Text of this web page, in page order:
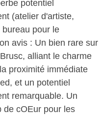
potentiel
(atelier d'artiste,
pour le
avis : Un bien rare sur
alliant le charme
proximité immédiate
et un potentiel
remarquable. Un
de cOEur pour les